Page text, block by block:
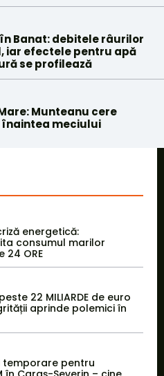
Banat: debitele râurilor
iar efectele pentru apă
se profilează
Munteanu cere
meciului
energetică:
consumul marilor
ORE
22 MILIARDE de euro
aprinde polemici în
temporare pentru